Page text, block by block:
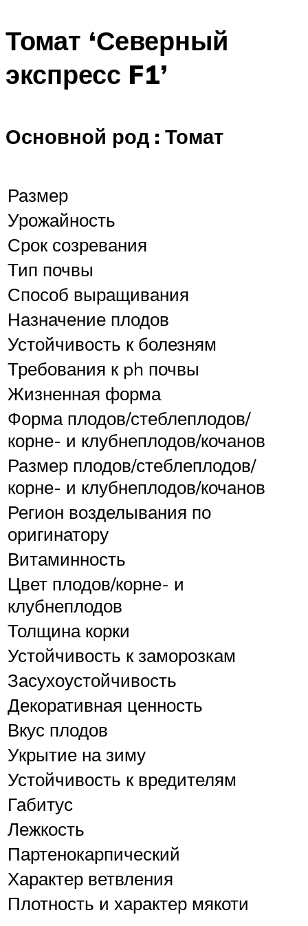
Томат ‘Северный
экспресс F1’
Основной род : Томат
Размер
Урожайность
Срок созревания
Тип почвы
Способ выращивания
Назначение плодов
Устойчивость к болезням
Требования к ph почвы
Жизненная форма
Форма плодов/стеблеплодов/
корне- и клубнеплодов/кочанов
Размер плодов/стеблеплодов/
корне- и клубнеплодов/кочанов
Регион возделывания по
оригинатору
Витаминность
Цвет плодов/корне- и
клубнеплодов
Толщина корки
Устойчивость к заморозкам
Засухоустойчивость
Декоративная ценность
Вкус плодов
Укрытие на зиму
Устойчивость к вредителям
Габитус
Лежкость
Партенокарпический
Характер ветвления
Плотность и характер мякоти